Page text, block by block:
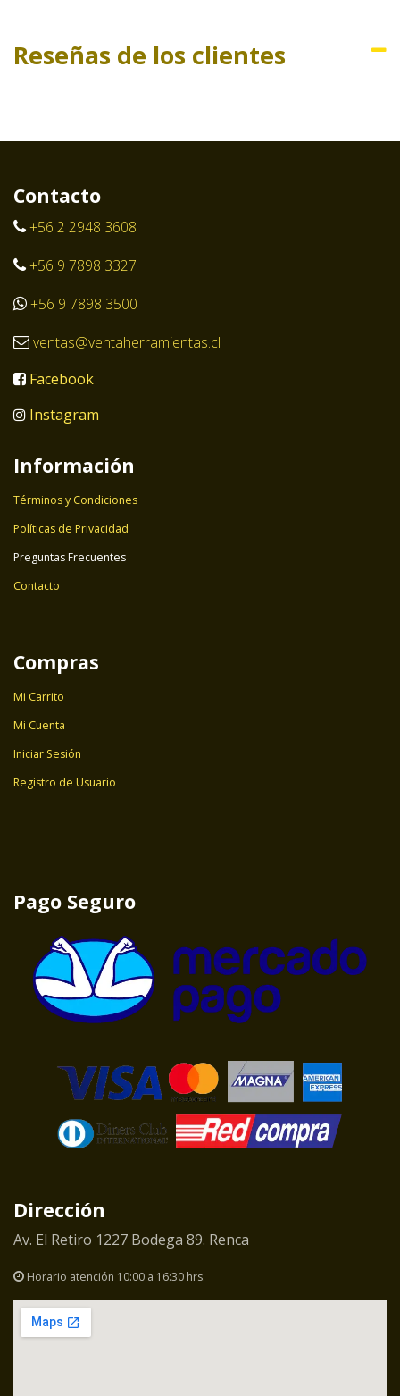
Reseñas de los clientes
Contacto
+56 2 2948 3608
+56 9 7898 3327
+56 9 7898 3500
ventas@ventaherramientas.cl
Facebook
Instagram
Información
Términos y Condiciones
Políticas de Privacidad
Preguntas Frecuentes
Contacto
Compras
Mi Carrito
Mi Cuenta
Iniciar Sesión
Registro de Usuario
Pago Seguro
Dirección
Av. El Retiro 1227 Bodega 89. Renca
Horario atención 10:00 a 16:30 hrs.